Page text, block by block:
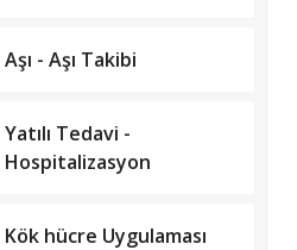
Aşı - Aşı Takibi
Yatılı Tedavi -
Hospitalizasyon
Kök hücre Uygulaması